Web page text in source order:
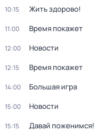
10:15 Жить здорово!
11:00 Время покажет
12:00 Новости
12:15 Время покажет
14:00 Большая игра
15:00 Новости
15:15 Давай поженимся!